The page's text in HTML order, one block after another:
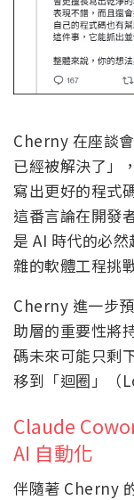
Cherny 在座談
已經被解決了」
寫出更好的程式
這番言論在開發
是 AI 時代的必
雜的軟體工程挑
Cherny 進一步
助層的重要性將
碼未來可能只剩
移到「迴圈」（
Claude
AI 自動化
伴隨著 Cherny